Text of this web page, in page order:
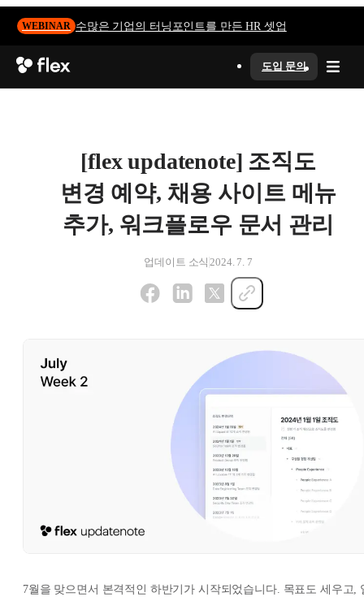
WEBINAR 수많은 기업의 터닝포인트를 만든 HR 셋업
도입 문의
[flex updatenote] 조직도
변경 예약, 채용 사이트 메뉴
추가, 워크플로우 문서 관리
업데이트 소식 2024. 7. 7
7월을 맞으면서 본격적인 하반기가 시작되었습니다. 목표도 세우고,